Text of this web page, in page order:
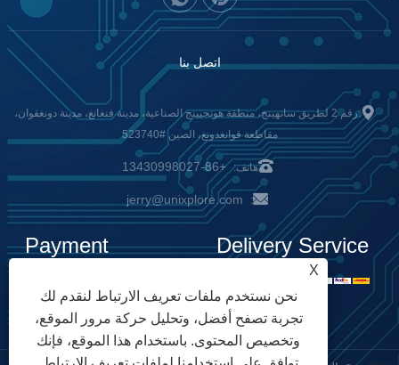
اتصل بنا
:رقم 2 لطريق سانهينج، منطقة هونجيينج الصناعية، مدينة فنغانغ، مدينة دونغقوان،
مقاطعة قوانغدونغ، الصين #523740
هاتف: +86-13430998027
:
jerry@unixplore.com
Delivery Service
Payment
Options
X
نحن نستخدم ملفات تعريف الارتباط لنقدم لك
تجربة تصفح أفضل، وتحليل حركة مرور الموقع،
وتخصيص المحتوى. باستخدام هذا الموقع، فإنك